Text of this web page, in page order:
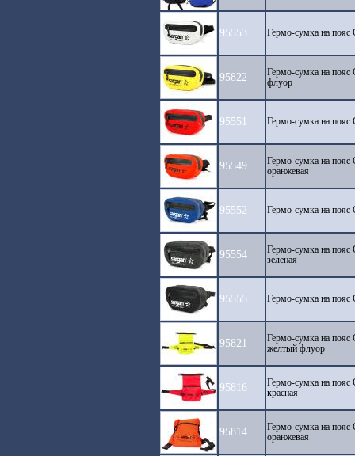
95553 Гермо-сумка на
95822
Гермо-сумка на
флуор
95551 Гермо-сумка на
95549
Гермо-сумка на
оранжевая
95552 Гермо-сумка на
95554
Гермо-сумка на
зеленая
95555 Гермо-сумка на
95821
Гермо-сумка на
желтый флуор
95816
Гермо-сумка на
красная
95814
Гермо-сумка на
оранжевая